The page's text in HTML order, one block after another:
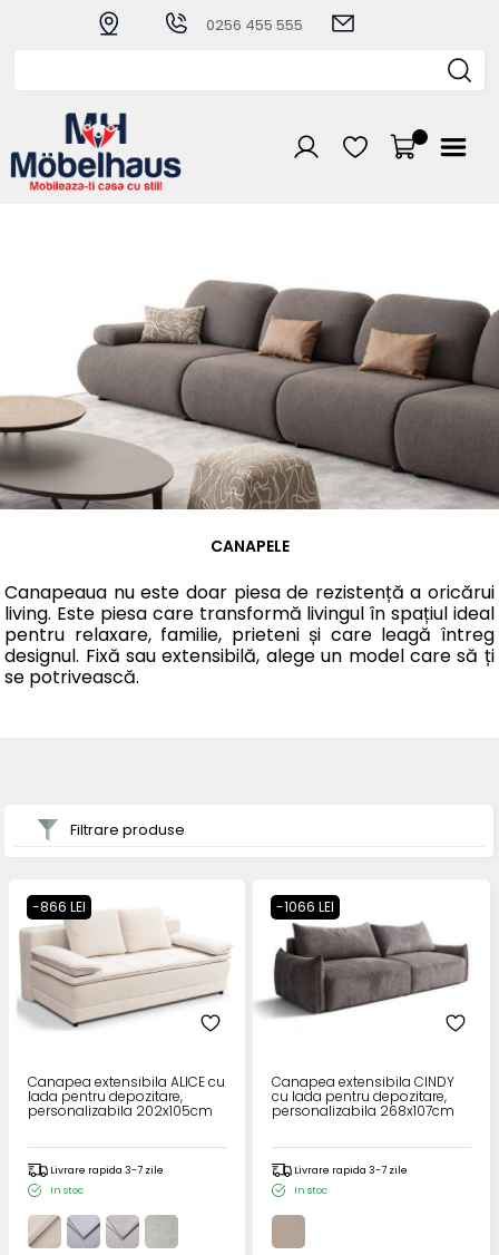
0256 455 555
CANAPELE
Canapeaua nu este doar piesa de rezistență a oricărui
living. Este piesa care transformă livingul în spațiul ideal
pentru relaxare, familie, prieteni și care leagă întreg
designul. Fixă sau extensibilă, alege un model care să ți
se potrivească.
Filtrare produse
-866 LEI
Canapea extensibila ALICE cu
lada pentru depozitare,
personalizabila 202x105cm
Livrare rapida 3-7 zile
In stoc
-1066 LEI
Canapea extensibila CINDY
cu lada pentru depozitare,
personalizabila 268x107cm
Livrare rapida 3-7 zile
In stoc